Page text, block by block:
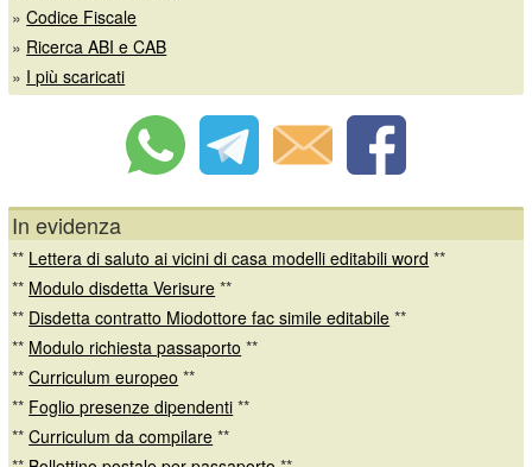
»Codice Fiscale
» Ricerca ABI e CAB
» I più scaricati
In evidenza
** Lettera di saluto ai vicini di casa modelli editabili word **
** Modulo disdetta Verisure **
** Disdetta contratto Miodottore fac simile editabile **
** Modulo richiesta passaporto **
**Curriculum europeo **
** Foglio presenze dipendenti **
**Curriculum da compilare **